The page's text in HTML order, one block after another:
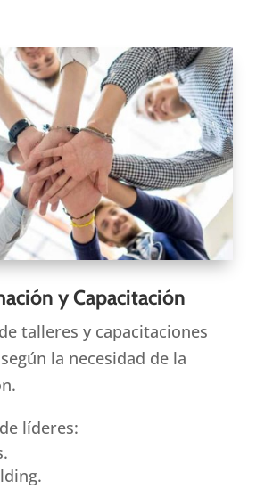
y Capacitación
talleres y capacitaciones
la necesidad de la
líderes: